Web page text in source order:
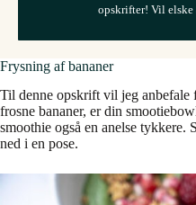
opskrifter! Vil elske
Frysning af bananer
Til denne opskrift vil jeg anbefale
frosne bananer, er din
smoothie også en anelse
ned i en pose.